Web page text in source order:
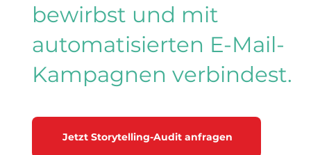
bewirbst und mit
automatisierten E-Mail-
Kampagnen verbindest.
Jetzt Storytelling-Audit anfragen